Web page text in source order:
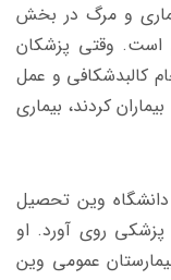
و مرگ در بخش
است. وقتی پزشکان
کالبدشکافی و عمل
کردند، بیماری
دانشگاه وین تحصیل
روی آورد. او
عمومی وین